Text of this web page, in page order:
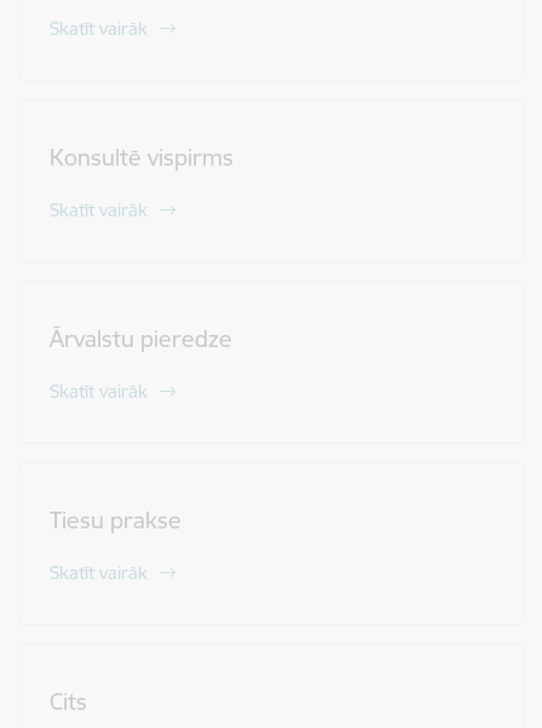
Skatīt vairāk
Konsultē vispirms
Skatīt vairāk
Ārvalstu pieredze
Skatīt vairāk
Tiesu prakse
Skatīt vairāk
Cits